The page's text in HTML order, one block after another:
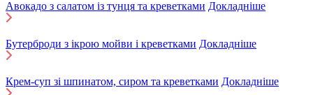
Авокадо з салатом із тунця та креветками Докладніше
Бутерброди з ікрою мойви і креветками Докладніше
Крем-суп зі шпинатом, сиром та креветками Докладніше